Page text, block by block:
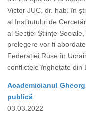
Victor JUC, dr. hab. în
al Institutului de
al Secției Științe
prelegere vor fi
Federației Ruse în
conflictele înghețate din
Academicianul
publică
03.03.2022